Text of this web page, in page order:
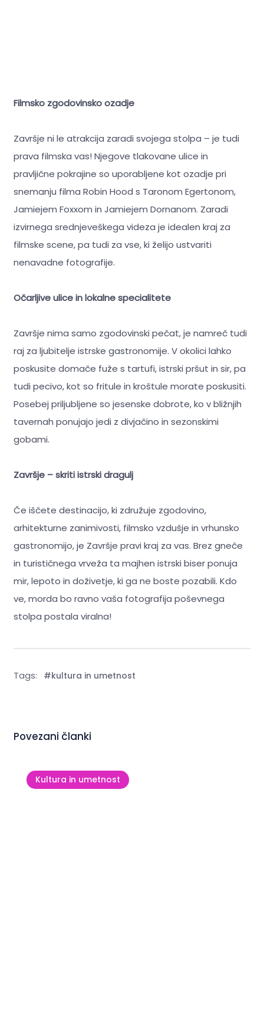
Filmsko zgodovinsko ozadje
Završje ni le atrakcija zaradi svojega stolpa – je tudi
prava filmska vas! Njegove tlakovane ulice in
pravljične pokrajine so uporabljene kot ozadje pri
snemanju filma Robin Hood s Taronom Egertonom,
Jamiejem Foxxom in Jamiejem Dornanom. Zaradi
izvirnega srednjeveškega videza je idealen kraj za
filmske scene, pa tudi za vse, ki želijo ustvariti
nenavadne fotografije.
Očarljive ulice in lokalne specialitete
Završje nima samo zgodovinski pečat, je namreč tudi
raj za ljubitelje istrske gastronomije. V okolici lahko
poskusite domače fuže s tartufi, istrski pršut in sir, pa
tudi pecivo, kot so fritule in kroštule morate poskusiti.
Posebej priljubljene so jesenske dobrote, ko v bližnjih
tavernah ponujajo jedi z divjačino in sezonskimi
gobami.
Završje – skriti istrski dragulj
Če iščete destinacijo, ki združuje zgodovino,
arhitekturne zanimivosti, filmsko vzdušje in vrhunsko
gastronomijo, je Završje pravi kraj za vas. Brez gneče
in turističnega vrveža ta majhen istrski biser ponuja
mir, lepoto in doživetje, ki ga ne boste pozabili. Kdo
ve, morda bo ravno vaša fotografija poševnega
stolpa postala viralna!
Tags: #kultura in umetnost
Povezani članki
Kultura in umetnost